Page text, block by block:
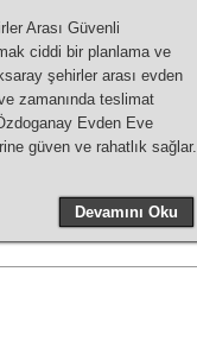
Arası Güvenli
ciddi bir planlama ve
şehirler arası evden
zamanında teslimat
Evden Eve
güven ve rahatlık sağlar.
Devamını Oku